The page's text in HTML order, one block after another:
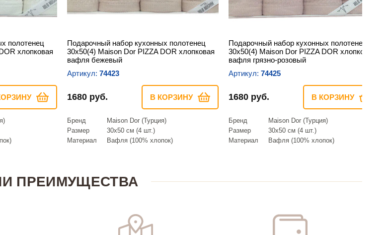
полотенец
хлопковая
Подарочный набор кухонных полотенец
30х50(4) Maison Dor PIZZA DOR хлопковая
вафля бежевый
Артикул: 74423
1680 руб. В КОРЗИНУ
Бренд
Maison Dor (Турция)
Размер
30х50 см (4 шт.)
Материал
Вафля (100% хлопок)
Подарочный набор кухонных полотенец
30х50(4) Maison Dor PIZZA DOR хлопковая
вафля грязно-розовый
Артикул: 74425
1680 руб. В КОРЗИНУ
Бренд
Maison Dor (Турция)
Размер
30х50 см (4 шт.)
Материал
Вафля (100% хлопок)
ПРЕИМУЩЕСТВА